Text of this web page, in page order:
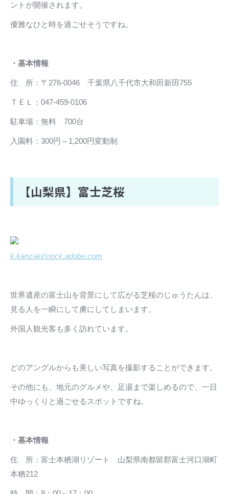
ントが開催されます。
優雅なひと時を過ごせそうですね。
・基本情報
住 所：〒276-0046 千葉県八千代市大和田新田755
ＴＥＬ：047-459-0106
駐車場：無料 700台
入園料：300円～1,200円変動制
【山梨県】富士芝桜
k.kanzaki/stock.adobe.com
世界遺産の富士山を背景にして広がる芝桜のじゅうたんは、
見る人を一瞬にして虜にしてしまいます。
外国人観光客も多く訪れています。
どのアングルからも美しい写真を撮影することができます。
その他にも、地元のグルメや、足湯まで楽しめるので、一日
中ゆっくりと過ごせるスポットですね。
・基本情報
住 所：富士本栖湖リゾート 山梨県南都留郡富士河口湖町
本栖212